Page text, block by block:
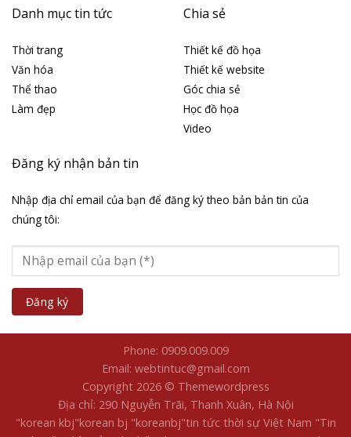
Danh mục tin tức
Thời trang
Văn hóa
Thể thao
Làm đẹp
Chia sẻ
Thiết kế đồ họa
Thiết kế website
Góc chia sẻ
Học đồ họa
Video
Đăng ký nhận bản tin
Nhập địa chỉ email của bạn để đăng ký theo bản bản tin của
chúng tôi:
Phone: 0909.009.009
Email: webtintuc@gmail.com
Copyright 2026 © Themewordpress
Địa chỉ: 290 Nguyễn Trãi, Thanh Xuân, Hà Nội
"korean kbj​"korean bj "koreanbj​"tin tức thời sự Việt Nam "Tin